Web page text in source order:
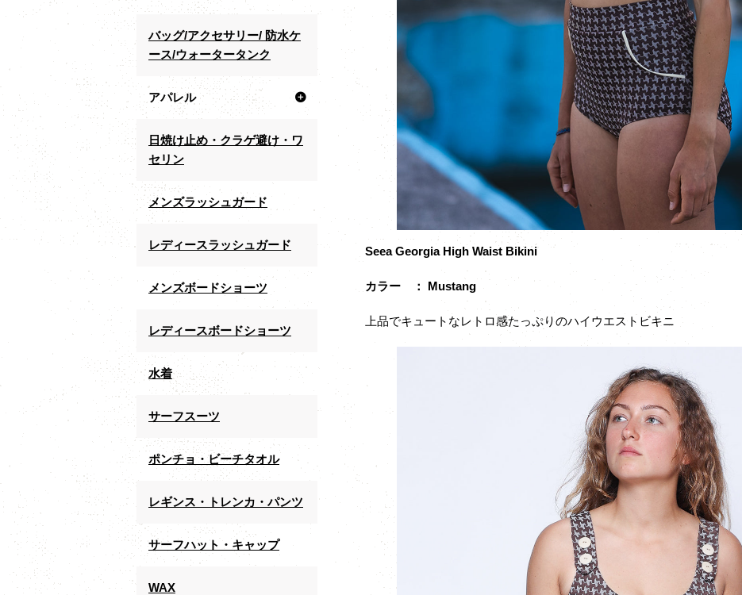
Seea Georgia High Waist Bikini
カラー ： Mustang
上品でキュートなレトロ感たっぷりのハイウエストビキニ
バッグ/アクセサリー/ 防水ケ
ース/ウォータータンク
アパレル
日焼け止め・クラゲ避け・ワ
セリン
メンズラッシュガード
レディースラッシュガード
メンズボードショーツ
レディースボードショーツ
水着
サーフスーツ
ポンチョ・ビーチタオル
レギンス・トレンカ・パンツ
サーフハット・キャップ
WAX